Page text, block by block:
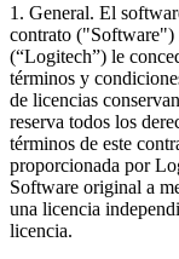
1. General. El
contrato ("Software")
(“Logitech”) le
términos y
de licencias
reserva todos los
términos de este
proporcionada por
Software original a
una licencia
licencia.